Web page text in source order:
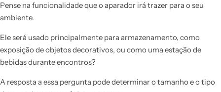
Pense na funcionalidade que o aparador irá trazer para o seu
ambiente.
Ele será usado principalmente para armazenamento, como
exposição de objetos decorativos, ou como uma estação de
bebidas durante encontros?
A resposta a essa pergunta pode determinar o tamanho e o tipo